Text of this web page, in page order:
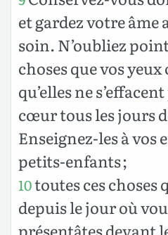
et gardez votre âme
soin. N’oubliez
choses que vos
qu’elles ne
cœur tous les jours
Enseignez-les à vos
petits-enfants ;
10toutes ces choses
depuis le jour où
présentâtes devant